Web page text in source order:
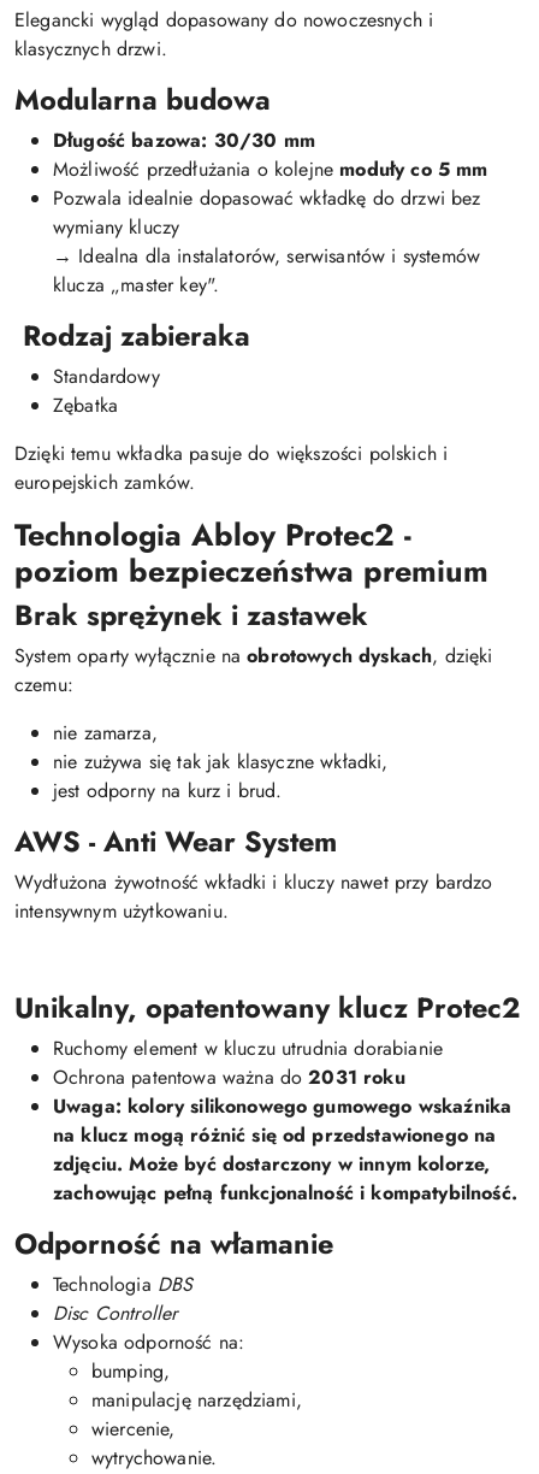
Elegancki wygląd dopasowany do nowoczesnych i
klasycznych drzwi.
Modularna budowa
Długość bazowa: 30/30 mm
Możliwość przedłużania o kolejne moduły co 5 mm
Pozwala idealnie dopasować wkładkę do drzwi bez
wymiany kluczy
→ Idealna dla instalatorów, serwisantów i systemów
klucza „master key".
Rodzaj zabieraka
Standardowy
Zębatka
Dzięki temu wkładka pasuje do większości polskich i
europejskich zamków.
Technologia Abloy Protec2 -
poziom bezpieczeństwa premium
Brak sprężynek i zastawek
System oparty wyłącznie naobrotowych dyskach, dzięki
czemu:
nie zamarza,
nie zużywa się tak jak klasyczne wkładki,
jest odporny na kurz i brud.
AWS - Anti Wear System
Wydłużona żywotność wkładki i kluczy nawet przy bardzo
intensywnym użytkowaniu.
Unikalny, opatentowany klucz Protec2
Ruchomy element w kluczu utrudnia dorabianie
Ochrona patentowa ważna do2031 roku
Uwaga: kolory silikonowego gumowego wskaźnika
na klucz mogą różnić się od przedstawionego na
zdjęciu. Może być dostarczony w innym kolorze,
zachowując pełną funkcjonalność i kompatybilność.
Odporność na włamanie
Technologia DBS
Disc Controller
Wysoka odporność na:
bumping,
manipulację narzędziami,
wiercenie,
wytrychowanie.